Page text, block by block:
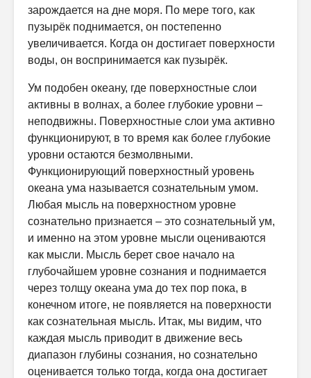
зарождается на дне моря. По мере того, как
пузырёк поднимается, он постепенно
увеличивается. Когда он достигает поверхности
воды, он воспринимается как пузырёк.
Ум подобен океану, где поверхностные слои
активны в волнах, а более глубокие уровни –
неподвижны. Поверхностные слои ума активно
функционируют, в то время как более глубокие
уровни остаются безмолвными.
Функционирующий поверхностный уровень
океана ума называется сознательным умом.
Любая мысль на поверхностном уровне
сознательно признается – это сознательный ум,
и именно на этом уровне мысли оцениваются
как мысли. Мысль берет свое начало на
глубочайшем уровне сознания и поднимается
через толщу океана ума до тех пор пока, в
конечном итоге, не появляется на поверхности
как сознательная мысль. Итак, мы видим, что
каждая мысль приводит в движение весь
диапазон глубины сознания, но сознательно
оценивается только тогда, когда она достигает